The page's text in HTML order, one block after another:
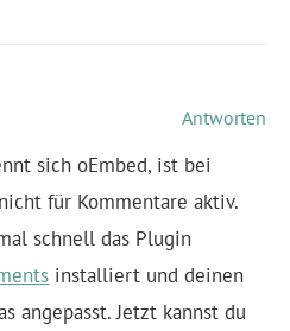
Antworten
sich oEmbed, ist bei
für Kommentare aktiv.
schnell das Plugin
installiert und deinen
angepasst. Jetzt kannst du